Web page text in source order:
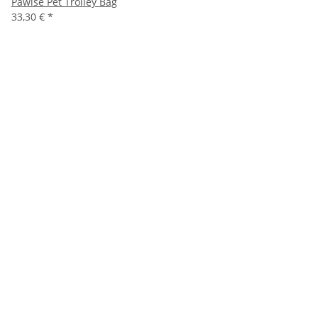
33,30 € *